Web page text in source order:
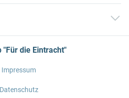
"Für die Eintracht"
Impressum
Datenschutz